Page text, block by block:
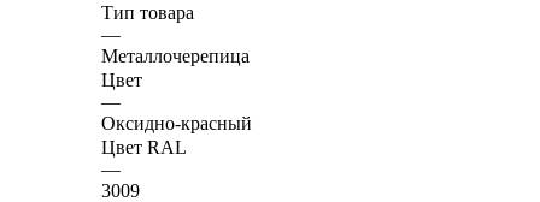
Тип товара
—
Металлочерепица
Цвет
—
Оксидно-красный
Цвет RAL
—
3009